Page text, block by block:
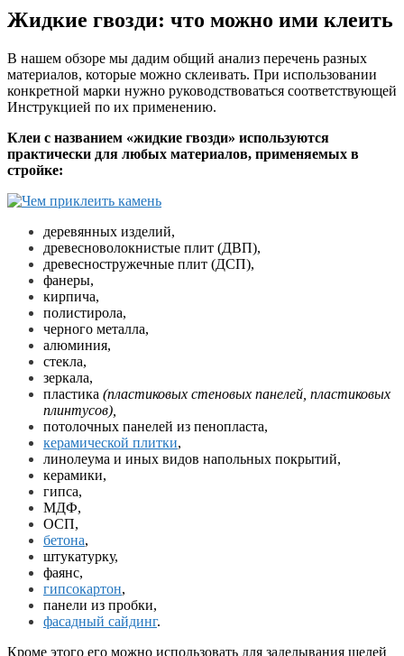
Жидкие гвозди: что можно ими клеить
В нашем обзоре мы дадим общий анализ перечень разных
материалов, которые можно склеивать. При использовании
конкретной марки нужно руководствоваться соответствующей
Инструкцией по их применению.
Клеи с названием «жидкие гвозди» используются
практически для любых материалов, применяемых в
стройке:
деревянных изделий,
древесноволокнистые плит (ДВП),
древесностружечные плит (ДСП),
фанеры,
кирпича,
полистирола,
черного металла,
алюминия,
стекла,
зеркала,
пластика (пластиковых стеновых панелей, пластиковых
плинтусов),
потолочных панелей из пенопласта,
керамической плитки,
линолеума и иных видов напольных покрытий,
керамики,
гипса,
МДФ,
ОСП,
бетона,
штукатурку,
фаянс,
гипсокартон,
панели из пробки,
фасадный сайдинг.
Кроме этого его можно использовать для заделывания щелей